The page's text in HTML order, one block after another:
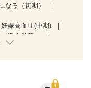
なる（初期）
妊娠高血圧(中期)
混合栄養）